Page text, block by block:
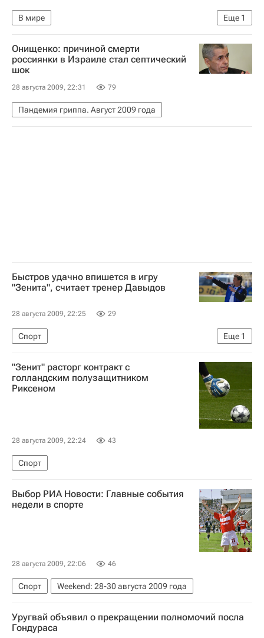
Еще 1
В мире
Итоги президентских выборов в Афганистане
Онищенко: причиной смерти
россиянки в Израиле стал септический
шок
28 августа 2009, 22:31 79
Пандемия гриппа. Август 2009 года
Быстров удачно впишется в игру
"Зенита", считает тренер Давыдов
28 августа 2009, 22:25 29
Еще 1
Спорт
Переход Владимира Быстрова из "Спартака" в "Зенит"
"Зенит" расторг контракт с
голландским полузащитником
Риксеном
28 августа 2009, 22:24 43
Спорт
Выбор РИА Новости: Главные события
недели в спорте
28 августа 2009, 22:06 46
Спорт Weekend: 28-30 августа 2009 года
Уругвай объявил о прекращении полномочий посла
Гондураса